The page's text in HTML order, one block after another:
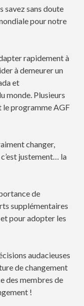
savez sans doute
pour notre
rapidement à
à demeurer un
et
monde. Plusieurs
le programme AGF
changer,
justement… la
de
supplémentaires
pour adopter les
audacieuses
de changement
des membres de
!